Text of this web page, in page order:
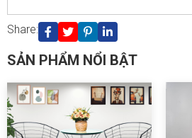
Gửi Huỷ
Share:
SẢN PHẨM NỔI BẬT